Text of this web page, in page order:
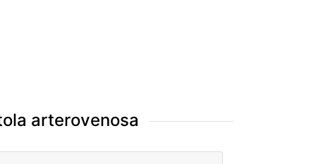
arterovenosa